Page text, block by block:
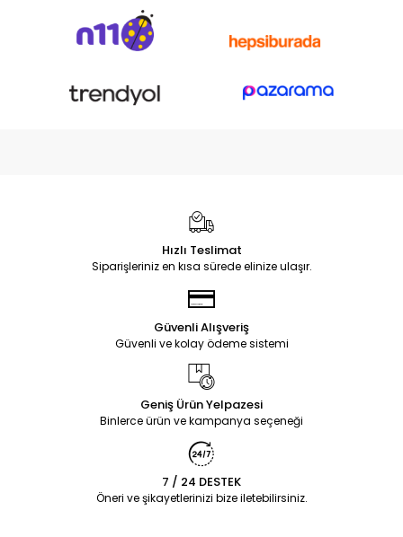
Hızlı Teslimat
Siparişleriniz en kısa sürede elinize ulaşır.
Güvenli Alışveriş
Güvenli ve kolay ödeme sistemi
Geniş Ürün Yelpazesi
Binlerce ürün ve kampanya seçeneği
7 / 24 DESTEK
Öneri ve şikayetlerinizi bize iletebilirsiniz.